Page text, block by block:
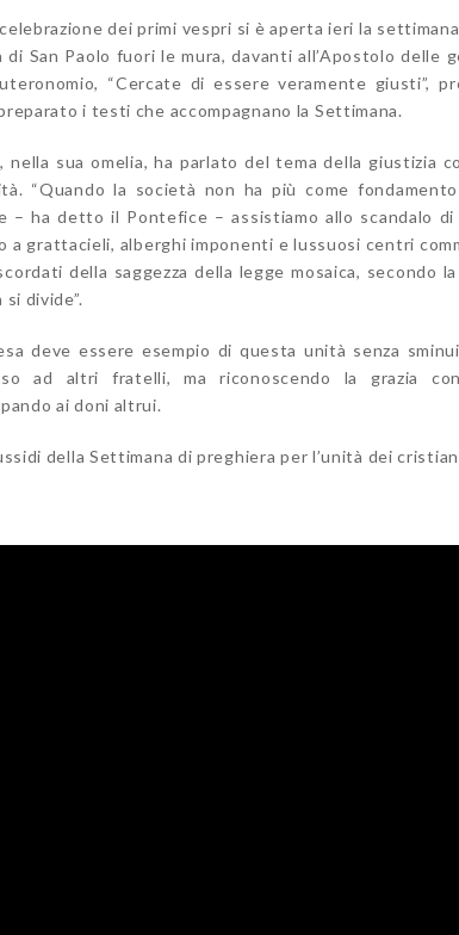
dei primi vespri si è aperta ieri la
di San Paolo fuori le mura, davanti all’Apostolo
“Cercate di essere veramente giusti”,
i testi che accompagnano la Settimana.
nella sua omelia, ha parlato del tema della giustizia
“Quando la società non ha più come
– ha detto il Pontefice – assistiamo allo scandalo di
a grattacieli, alberghi imponenti e lussuosi centri
della saggezza della legge mosaica, secondo
divide”.
deve essere esempio di questa unità senza
ad altri fratelli, ma riconoscendo la grazia
ai doni altrui.
della Settimana di preghiera per l’unità dei